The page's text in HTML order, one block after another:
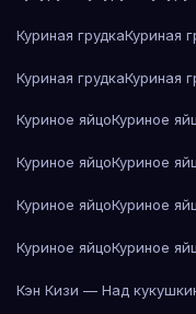
Куриная грудкаКуриная
Куриная грудкаКуриная
Куриное яйцоКуриное
Куриное яйцоКуриное
Куриное яйцоКуриное
Куриное яйцоКуриное
Кэн Кизи — Над